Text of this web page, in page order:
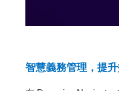
智慧義務管理，提